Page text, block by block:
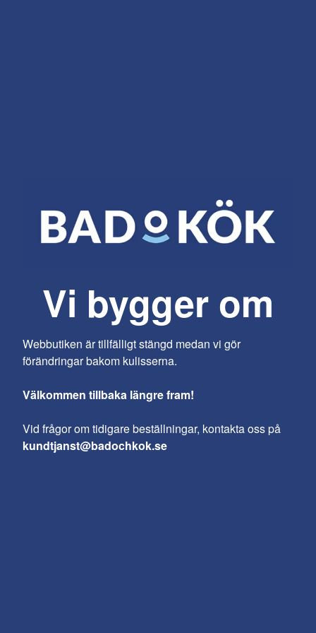
Vi bygger om
Webbutiken är tillfälligt stängd medan vi gör
förändringar bakom kulisserna.
Välkommen tillbaka längre fram!
Vid frågor om tidigare beställningar, kontakta oss på
kundtjanst@badochkok.se